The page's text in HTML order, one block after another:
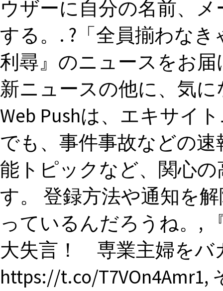
ウザーに自分の名前、
する。. ?「全員揃わな
利尋』のニュースをお
新ニュースの他に、気
Web Pushは、エキサイ
でも、事件事故などの
能トピックなど、関心
す。 登録方法や通知を
っているんだろうね。,
大失言！ 専業主婦をバ
https://t.co/